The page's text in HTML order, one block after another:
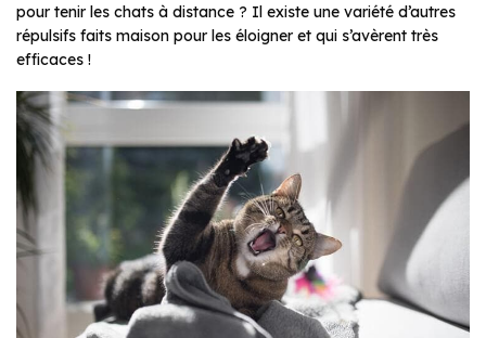
pour tenir les chats à distance ? Il existe une variété d’autres
répulsifs faits maison pour les éloigner et qui s’avèrent très
efficaces !